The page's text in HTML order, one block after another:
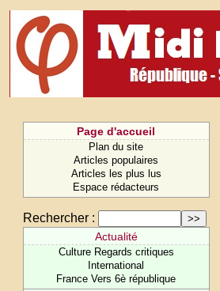
Page d'accueil
Plan du site
Articles populaires
Articles les plus lus
Espace rédacteurs
Rechercher :
Actualité
Culture Regards critiques
International
France Vers 6è république